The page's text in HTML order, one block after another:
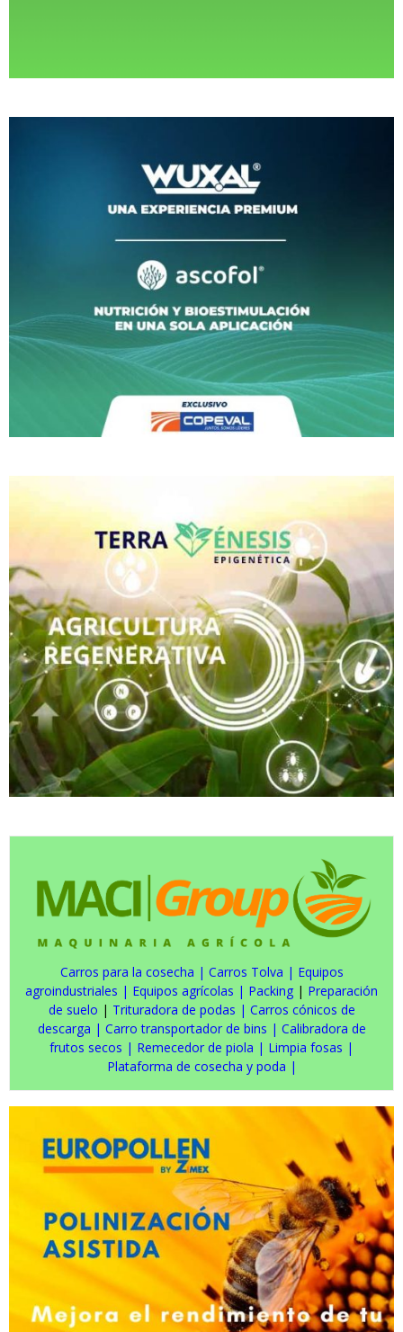
Carros para la cosecha | Carros Tolva | Equipos
agroindustriales | Equipos agrícolas | Packing | Preparación
de suelo | Trituradora de podas | Carros cónicos de
descarga | Carro transportador de bins | Calibradora de
frutos secos | Remecedor de piola | Limpia fosas |
Plataforma de cosecha y poda |